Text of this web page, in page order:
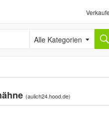
Alle Kategorien
(aulich24.hood.de)